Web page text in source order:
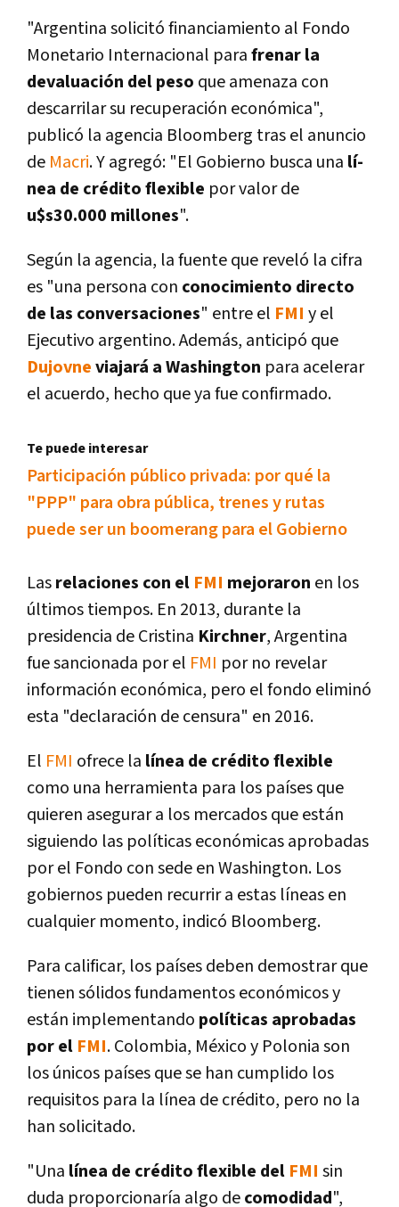
"Argentina solicitó financiamiento al Fondo
Monetario Internacional parafrenar la
devaluación del peso que amenaza con
descarrilar su recuperación económica",
publicó la agencia Bloomberg tras el anuncio
de Macri. Y agregó: "El Gobierno busca una lí­
nea de crédito flexible por valor de
u$s30.000 millones".
Según la agencia, la fuente que reveló la cifra
es "una persona con conocimiento directo
de las conversaciones" entre el FMI y el
Ejecutivo argentino. Además, anticipó que
Dujovneviajará a Washington para acelerar
el acuerdo, hecho que ya fue confirmado.
Te puede interesar
Participación público privada: por qué la
"PPP" para obra pública, trenes y rutas
puede ser un boomerang para el Gobierno
Lasrelaciones con el FMI mejoraron en los
últimos tiempos. En 2013, durante la
presidencia de Cristina Kirchner, Argentina
fue sancionada por el FMI por no revelar
información económica, pero el fondo eliminó
esta "declaración de censura" en 2016.
El FMI ofrece la lí­nea de crédito flexible
como una herramienta para los paí­ses que
quieren asegurar a los mercados que están
siguiendo las polí­ticas económicas aprobadas
por el Fondo con sede en Washington. Los
gobiernos pueden recurrir a estas lí­neas en
cualquier momento, indicó Bloomberg.
Para calificar, los paí­ses deben demostrar que
tienen sólidos fundamentos económicos y
están implementando polí­ticas aprobadas
por el FMI. Colombia, México y Polonia son
los únicos paí­ses que se han cumplido los
requisitos para la lí­nea de crédito, pero no la
han solicitado.
"Una lí­nea de crédito flexible del FMI sin
duda proporcionarí­a algo decomodidad",